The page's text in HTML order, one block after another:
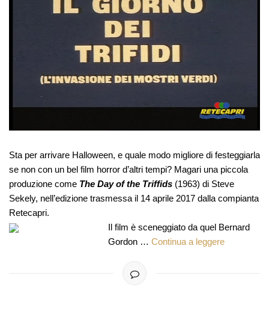
Sta per arrivare Halloween, e quale modo migliore di festeggiarla
se non con un bel film horror d’altri tempi? Magari una piccola
produzione come The Day of the Triffids (1963) di Steve
Sekely, nell’edizione trasmessa il 14 aprile 2017 dalla compianta
Retecapri.
Il film è sceneggiato da quel Bernard
Gordon … Continua a leggere